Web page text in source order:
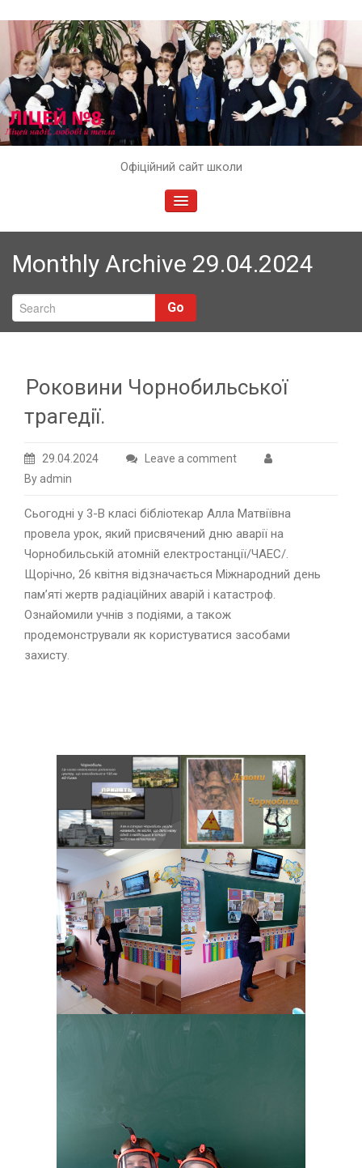
Офіційний сайт школи
TOGGLE
Monthly Archive 29.04.2024
Go
Роковини Чорнобильської
трагедії.
29.04.2024
Leave a comment
By admin
Сьогодні у 3-В класі бібліотекар Алла Матвіївна
провела урок, який присвячений дню аварії на
Чорнобильській атомній електростанції/ЧАЕС/.
Щорічно, 26 квітня відзначається Міжнародний день
пам’яті жертв радіаційних аварій і катастроф.
Ознайомили учнів з подіями, а також
продемонстрували як користуватися засобами
захисту.